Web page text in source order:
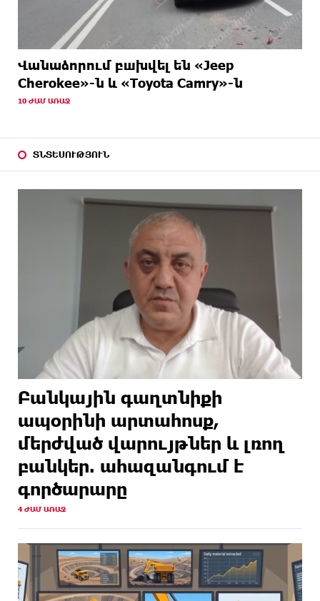
Վանաձորում բшխվել են «Jeep
Cherokee»-ն և «Toyota Camry»-ն
10 ԺԱՄ ԱՌԱՋ
ՏՆՏԵՍՈՒԹՅՈՒՆ
Բանկային գաղտնիքի
ապօրինի արտահոսք,
մերժված վարույթներ և լռող
բանկեր. ահազանգում է
գործարարը
4 ԺԱՄ ԱՌԱՋ